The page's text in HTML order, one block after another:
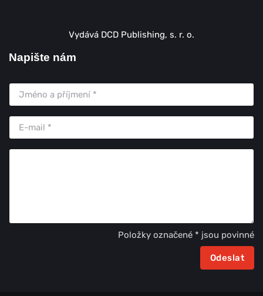
Vydává DCD Publishing, s. r. o.
Napište nám
Položky označené * jsou povinné